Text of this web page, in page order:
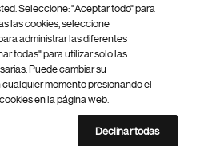
Novartis AG
de uso
Accesibilidad
Mapa del sitio
Seleccione: "Aceptar todo" para
las cookies, seleccione
administrar las diferentes
todas" para utilizar solo las
Puede cambiar su
momento presionando el
en la página web.
Declinar todas